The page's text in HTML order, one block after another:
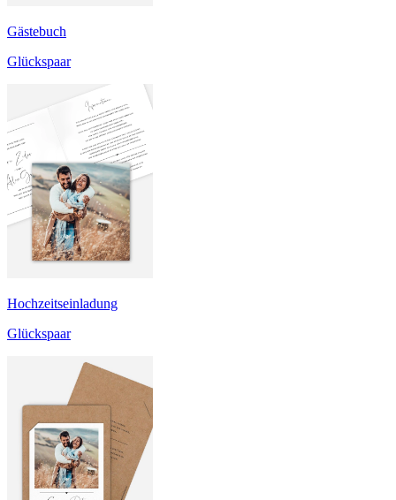
Gästebuch
Glückspaar
Hochzeitseinladung
Glückspaar